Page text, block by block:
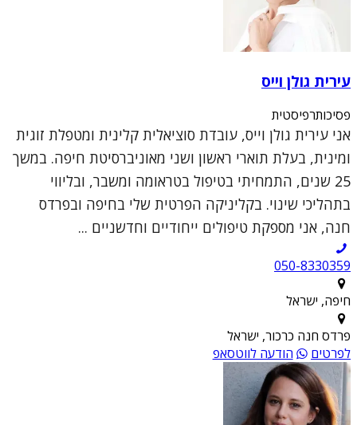
עירית גולן וייס
פסיכותרפיסטית
אני עירית גולן וייס, עובדת סוציאלית קלינית ומטפלת זוגית
ומינית, בעלת תוארי ראשון ושני מאוניברסיטת חיפה. במשך
25 שנים, התמחיתי בטיפול בטראומה ומשבר, ובליווי
בתהליכי שינוי. בקליניקה הפרטית שלי בחיפה ובפרדס
חנה, אני מספקת טיפולים ייחודיים וחדשניים ...
050-8330359
חיפה, ישראל
פרדס חנה כרכור, ישראל
לפרטים
הודעה לווטסאפ